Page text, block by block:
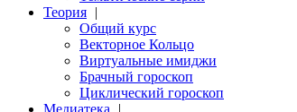
Теория |
Общий курс
Векторное Кольцо
Виртуальные имиджи
Брачный гороскоп
Циклический гороскоп
Медиатека
|